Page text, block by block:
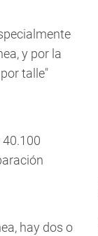
y por la
talle"
hay dos o